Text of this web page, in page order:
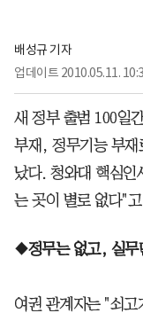
배성규 기자
업데이트 2010.05.11.
새 정부 출범 100일
부재, 정무기능 부재
났다. 청와대 핵심인
는 곳이 별로 없다"
◆정무는 없고, 실무
여권 관계자는 "쇠고